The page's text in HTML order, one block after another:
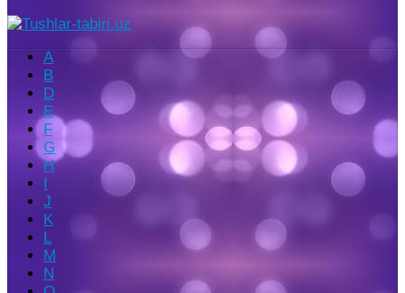
A
B
D
E
F
G
H
I
J
K
L
M
N